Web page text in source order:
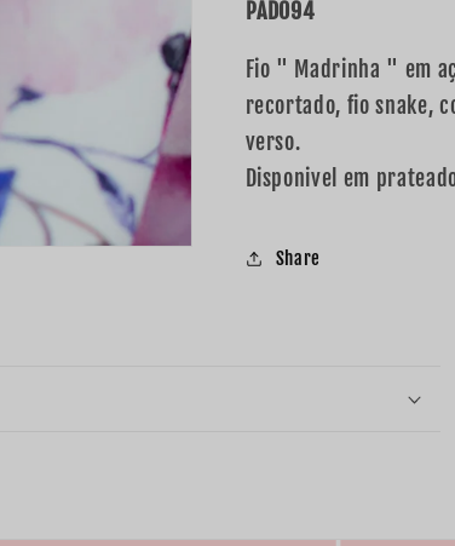
PAD094
Fio " Madrinha " em
recortado, fio snake,
verso.
Disponivel em
Share